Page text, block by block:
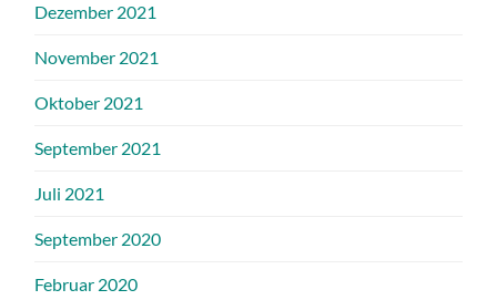
Dezember 2021
November 2021
Oktober 2021
September 2021
Juli 2021
September 2020
Februar 2020